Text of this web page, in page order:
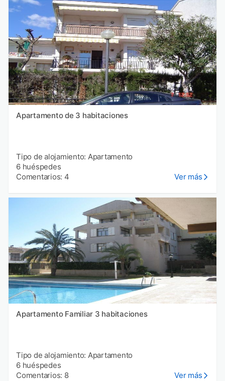
Apartamento de 3 habitaciones
Tipo de alojamiento: Apartamento
6 huéspedes
Comentarios: 4
Ver más
Apartamento Familiar 3 habitaciones
Tipo de alojamiento: Apartamento
6 huéspedes
Comentarios: 8
Ver más